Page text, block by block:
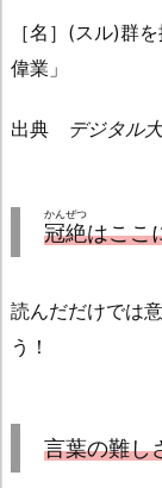
［名］(スル)群
偉業」
出典 デジタル大
冠絶
かんぜつ
はここ
読んだだけでは
う！
言葉の難し